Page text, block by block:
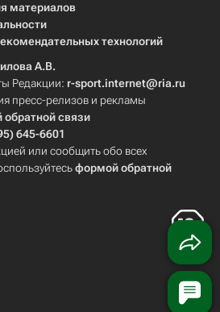
материалов
технологий
А.В.
Редакции: r-sport.internet@ria.ru
пресс-релизов и рекламы
связи
645-6601
или сообщить обо всех
формой обратной